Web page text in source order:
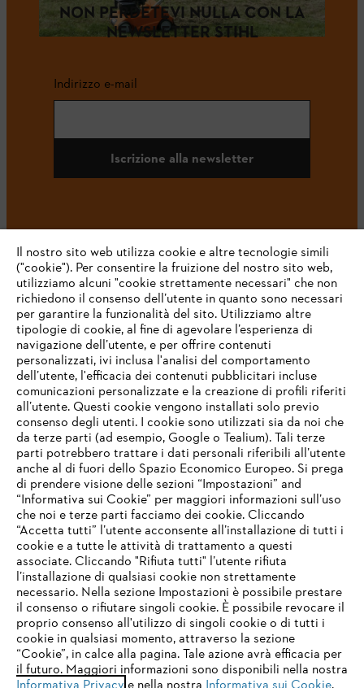
NON PERDETEVI NULLA CON LA
NEWSLETTER STIHL
Indirizzo e-mail
Iscrizione alla newsletter
#STIHL
L’azienda
STIHL FAQ
Service
Termini e condizioni generali Privacy policy
Note legali Cookies Informazioni legali
IHR BROWSER WIRD NICHT
UNTERSTÜTZT
Sie nutzen einen Browser, den wir noch nicht unterstützen. Für
eine optimale Nutzung unserer Seite empfehlen wir Ihnen, zu
einem der folgenden Browser zu wechseln:
Il nostro sito web utilizza cookie e altre tecnologie simili
("cookie"). Per consentire la fruizione del nostro sito web,
utilizziamo alcuni "cookie strettamente necessari" che non
richiedono il consenso dell’utente in quanto sono necessari
per garantire la funzionalità del sito. Utilizziamo altre
tipologie di cookie, al fine di agevolare l’esperienza di
navigazione dell’utente, e per offrire contenuti
personalizzati, ivi inclusa l'analisi del comportamento
dell’utente, l'efficacia dei contenuti pubblicitari incluse
comunicazioni personalizzate e la creazione di profili riferiti
all’utente. Questi cookie vengono installati solo previo
consenso degli utenti. I cookie sono utilizzati sia da noi che
da terze parti (ad esempio, Google o Tealium). Tali terze
parti potrebbero trattare i dati personali riferibili all’utente
anche al di fuori dello Spazio Economico Europeo. Si prega
di prendere visione delle sezioni “Impostazioni” and
“Informativa sui Cookie” per maggiori informazioni sull’uso
che noi e terze parti facciamo dei cookie. Cliccando
“Accetta tutti” l’utente acconsente all’installazione di tutti i
cookie e a tutte le attività di trattamento a questi
associate. Cliccando "Rifiuta tutti" l’utente rifiuta
l’installazione di qualsiasi cookie non strettamente
necessario. Nella sezione Impostazioni è possibile prestare
il consenso o rifiutare singoli cookie. È possibile revocare il
proprio consenso all'utilizzo di singoli cookie o di tutti i
cookie in qualsiasi momento, attraverso la sezione
“Cookie”, in calce alla pagina. Tale azione avrà efficacia per
il futuro. Maggiori informazioni sono disponibili nella nostra